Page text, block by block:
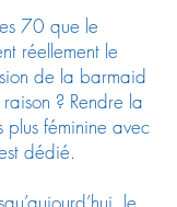
70 que le
réellement le
de la barmaid
? Rendre la
féminine avec
dédié.